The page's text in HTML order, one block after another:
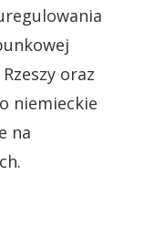
oraz
niemieckie
na